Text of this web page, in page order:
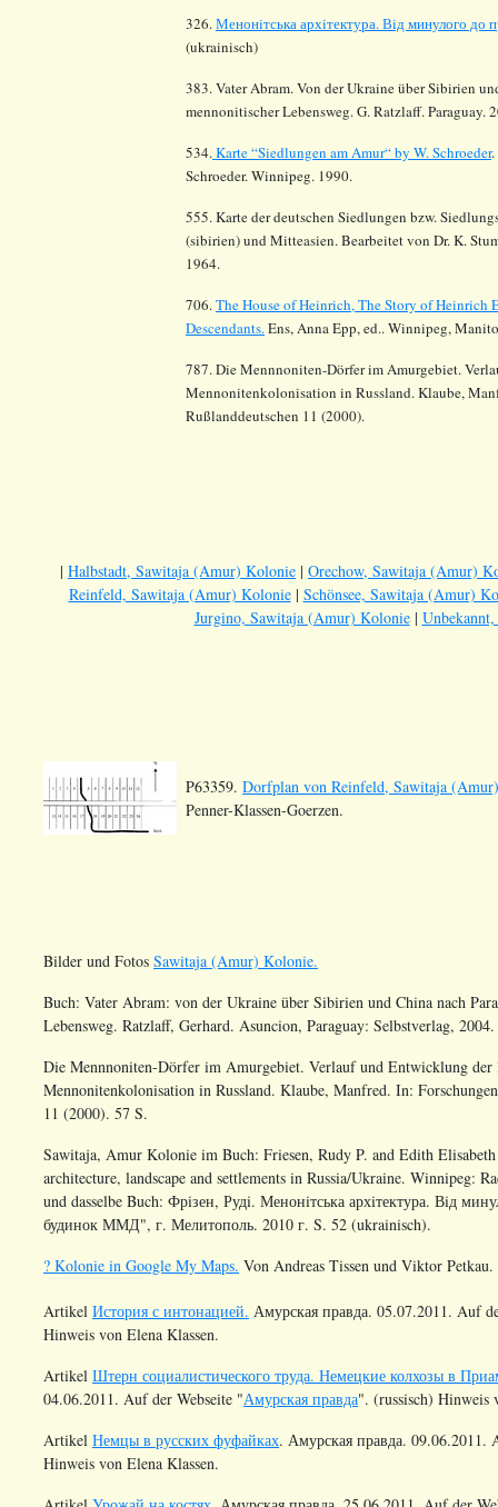
326.Менонiтська архiтектура. Вiд минулого до
(ukrainisch)
383. Vater Abram. Von der Ukraine über Sibirien
mennonitischer Lebensweg. G. Ratzlaff. Paraguay.
534.Karte “Siedlungen am Amur“ by W. Schroeder
Schroeder. Winnipeg. 1990.
555. Karte der deutschen Siedlungen bzw.
(sibirien) und Mitteasien. Bearbeitet von Dr. K.
1964.
706.The House of Heinrich, The Story of Heinrich
Descendants.Ens, Anna Epp, ed.. Winnipeg,
787. Die Mennnoniten-Dörfer im Amurgebiet.
Mennonitenkolonisation in Russland. Klaube,
Rußlanddeutschen 11 (2000).
| Halbstadt, Sawitaja (Amur) Kolonie | Orechow, Sawitaja (Amur)
Reinfeld, Sawitaja (Amur) Kolonie| Schönsee, Sawitaja (Amur)
Jurgino, Sawitaja (Amur) Kolonie|
P63359. Dorfplan von Reinfeld, Sawitaja
Penner-Klassen-Goerzen.
Bilder und Fotos Sawitaja (Amur) Kolonie.
Buch: Vater Abram: von der Ukraine über Sibirien und China nach
Lebensweg. Ratzlaff, Gerhard. Asuncion, Paraguay: Selbstverlag,
Die Mennnoniten-Dörfer im Amurgebiet. Verlauf und Entwicklung der
Mennonitenkolonisation in Russland. Klaube, Manfred. In:
11 (2000). 57 S.
Sawitaja, Amur Kolonie im Buch: Friesen, Rudy P. and Edith
architecture, landscape and settlements in Russia/Ukraine. Winnipeg:
und dasselbe Buch: Фрiзен, Рудi. Менонiтська архiтектура. Вiд
будинок ММД", г. Мелитополь. 2010 г. S. 52 (ukrainisch).
? Kolonie in Google My Maps. Von Andreas Tissen und Viktor Petkau.
Artikel История с интонацией. Амурская правда. 05.07.2011. Auf
Hinweis von Elena Klassen.
Artikel Штерн социалистического труда. Немецкие колхозы в
04.06.2011. Auf der Webseite "Амурская правда". (russisch) Hinweis
Artikel Немцы в русских фуфайках. Амурская правда. 09.06.2011.
Hinweis von Elena Klassen.